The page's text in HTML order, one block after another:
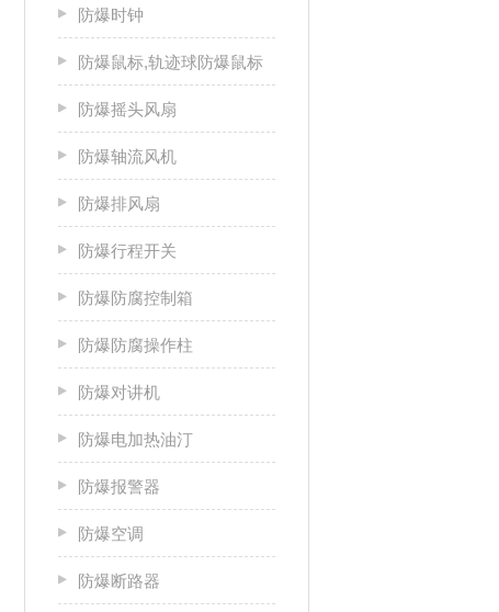
防爆时钟
防爆鼠标,轨迹球防爆鼠标
防爆摇头风扇
防爆轴流风机
防爆排风扇
防爆行程开关
防爆防腐控制箱
防爆防腐操作柱
防爆对讲机
防爆电加热油汀
防爆报警器
防爆空调
防爆断路器